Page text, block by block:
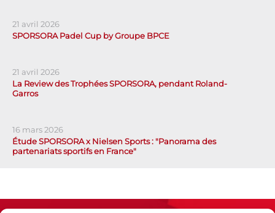
21 avril 2026
SPORSORA Padel Cup by Groupe BPCE
21 avril 2026
La Review des Trophées SPORSORA, pendant Roland-
Garros
16 mars 2026
Étude SPORSORA x Nielsen Sports : "Panorama des
partenariats sportifs en France"